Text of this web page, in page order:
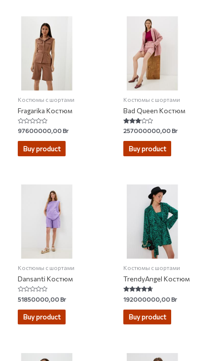
Костюмы с шортами
Fragarika Костюм
Rated
0
out
97600000,00Br
Buy product
Костюмы с шортами
Bad Queen Костюм
Rated
2.75
out of
257000000,00Br
Buy product
Костюмы с шортами
Dansanti Костюм
Rated
0
out
51850000,00Br
Buy product
Костюмы с шортами
TrendyAngel Костюм
Rated
4.50
out of 5
192000000,00Br
Buy product